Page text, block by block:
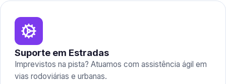
Suporte em Estradas
Imprevistos na pista? Atuamos com assistência ágil em
vias rodoviárias e urbanas.